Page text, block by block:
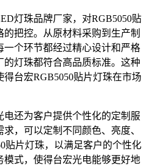
灯珠品牌厂家，对RGB5050贴
的把控。从原材料采购到生产制
一个环节都经过精心设计和严格
的灯珠都符合高品质标准。这种
台宏RGB5050贴片灯珠在市场
电还为客户提供个性化的定制服
，可以定制不同颜色、亮度、
贴片灯珠，以满足客户的个性化
模式，使得台宏光电能够更好地